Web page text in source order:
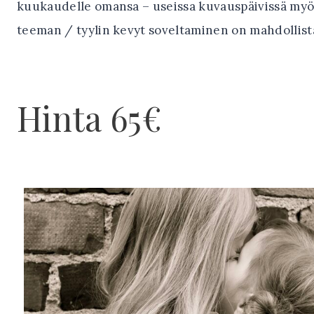
kuukaudelle omansa – useissa kuvauspäivissä
teeman / tyylin kevyt soveltaminen on
Hinta 65€